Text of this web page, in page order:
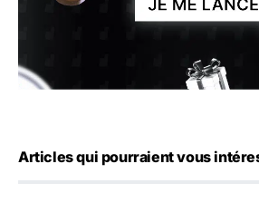
Articles qui pourraient vous